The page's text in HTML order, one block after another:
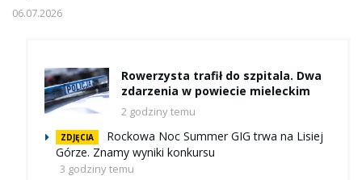
06.07.2026
Rowerzysta trafił do szpitala. Dwa
zdarzenia w powiecie mieleckim
2 godziny temu
ZDJĘCIA
Rockowa Noc Summer GIG trwa na Lisiej
Górze. Znamy wyniki konkursu
3 godziny temu